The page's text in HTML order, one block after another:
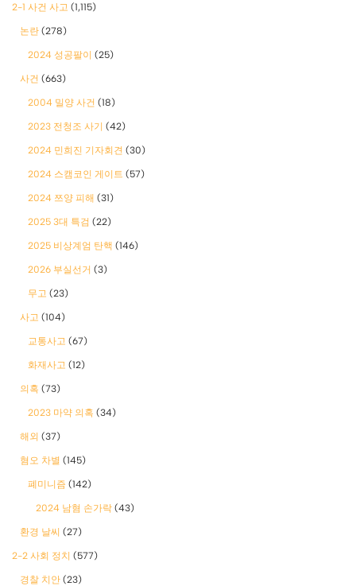
2-1 사건 사고 (1,115)
논란 (278)
2024 성공팔이 (25)
사건 (663)
2004 밀양 사건 (18)
2023 전청조 사기 (42)
2024 민희진 기자회견 (30)
2024 스캠코인 게이트 (57)
2024 쯔양 피해 (31)
2025 3대 특검 (22)
2025 비상계엄 탄핵 (146)
2026 부실선거 (3)
무고 (23)
사고 (104)
교통사고 (67)
화재사고 (12)
의혹 (73)
2023 마약 의혹 (34)
해외 (37)
혐오 차별 (145)
폐미니즘 (142)
2024 남혐 손가락 (43)
환경 날씨 (27)
2-2 사회 정치 (577)
경찰 치안 (23)